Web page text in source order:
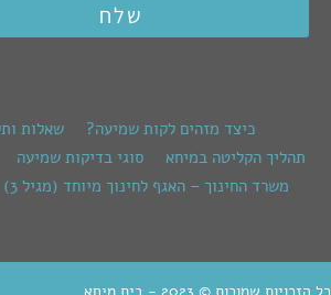
שלח
כיצד מזהים לקות שמיעה? שאלות
תהליך הקליטה במיחא
סוגי בדיקות שמיעה
משרד החינוך – האגף לחינוך מיוחד (מגיל 3)